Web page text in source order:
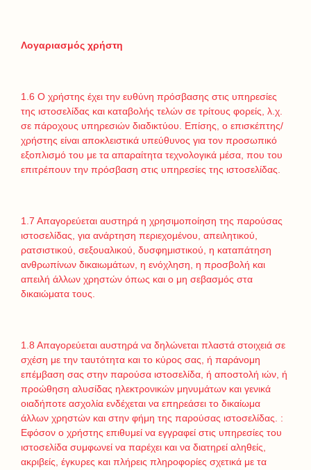
Λογαριασμός χρήστη
1.6 Ο χρήστης έχει την ευθύνη πρόσβασης στις υπηρεσίες
της ιστοσελίδας και καταβολής τελών σε τρίτους φορείς, λ.χ.
σε πάροχους υπηρεσιών διαδικτύου. Επίσης, ο επισκέπτης/
χρήστης είναι αποκλειστικά υπεύθυνος για τον προσωπικό
εξοπλισμό του με τα απαραίτητα τεχνολογικά μέσα, που του
επιτρέπουν την πρόσβαση στις υπηρεσίες της ιστοσελίδας.
1.7 Απαγορεύεται αυστηρά η χρησιμοποίηση της παρούσας
ιστοσελίδας, για ανάρτηση περιεχομένου, απειλητικού,
ρατσιστικού, σεξουαλικού, δυσφημιστικού, η καταπάτηση
ανθρωπίνων δικαιωμάτων, η ενόχληση, η προσβολή και
απειλή άλλων χρηστών όπως και ο μη σεβασμός στα
δικαιώματα τους.
1.8 Απαγορεύεται αυστηρά να δηλώνεται πλαστά στοιχειά σε
σχέση με την ταυτότητα και το κύρος σας, ή παράνομη
επέμβαση σας στην παρούσα ιστοσελίδα, ή αποστολή ιών, ή
προώθηση αλυσίδας ηλεκτρονικών μηνυμάτων και γενικά
οιαδήποτε ασχολία ενδέχεται να επηρεάσει το δικαίωμα
άλλων χρηστών και στην φήμη της παρούσας ιστοσελίδας. :
Εφόσον ο χρήστης επιθυμεί να εγγραφεί στις υπηρεσίες του
ιστοσελίδα συμφωνεί να παρέχει και να διατηρεί αληθείς,
ακριβείς, έγκυρες και πλήρεις πληροφορίες σχετικά με τα